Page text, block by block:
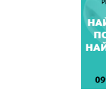
Учасники